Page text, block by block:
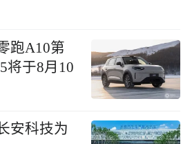
跑A10第
将于8月10
安科技为